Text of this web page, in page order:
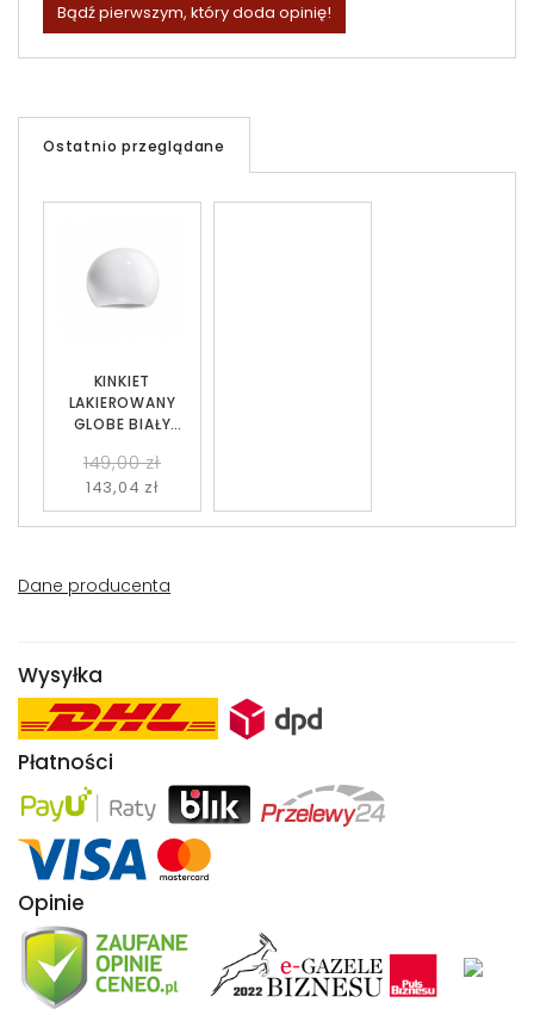
Bądź pierwszym, który doda opinię!
Ostatnio przeglądane
KINKIET
LAKIEROWANY
GLOBE BIAŁY
SL.1026
149,00 zł
143,04 zł
Dane producenta
Wysyłka
Płatności
Opinie